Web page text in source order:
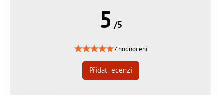
5 /5
7 hodnocení
Přidat recenzi